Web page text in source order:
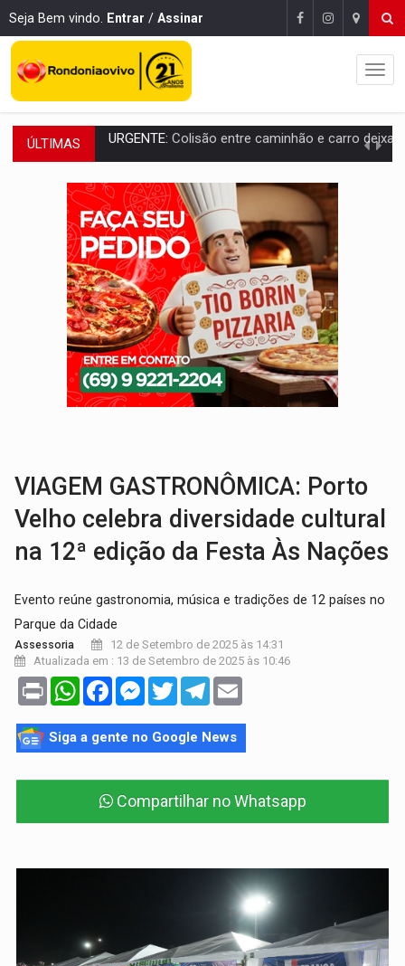
Seja Bem vindo. Entrar / Assinar
ÚLTIMAS ENCONTRO:Amazônia Negra ganha projeção nacional com participação de
PREVISÃO:Porto Velho tem chances de chuvas isoladas nesta
SINDICATOS UNIDOS:Assembleia Geral delibera greve da educação
PROCESSO SELETIVO: Rondoniaovivo abre oficina de Comunicação com
AGOSTO LILÁS: MPRO lança de portal e promove reflexão sobre trajetória da
REGULARIZAÇÃO:Refis 2026 segue até o fim do ano para
ROLIM DE MOURA:Programa da Energisa beneficia 60 famílias com geladeiras
VIOLÊNCIA VICÁRIA: MPRO obtém condenação de réu a 21 anos de prisão
Colisão entre caminhão e carro deixa quatro mortos e um em
VIAGEM GASTRONÔMICA: Porto
Velho celebra diversidade cultural
na 12ª edição da Festa Às Nações
Evento reúne gastronomia, música e tradições de 12 países no
Parque da Cidade
Assessoria
12 de Setembro de 2025 às 14:31
Atualizada em : 13 de Setembro de 2025 às 10:46
Print WhatsAppFacebookMessenger
TwitterTelegram
Siga a gente no Google News
Compartilhar no Whatsapp